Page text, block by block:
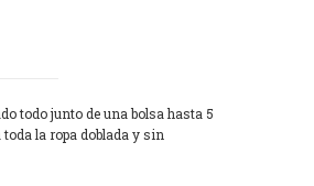
todo junto de una bolsa hasta 5
toda la ropa doblada y sin